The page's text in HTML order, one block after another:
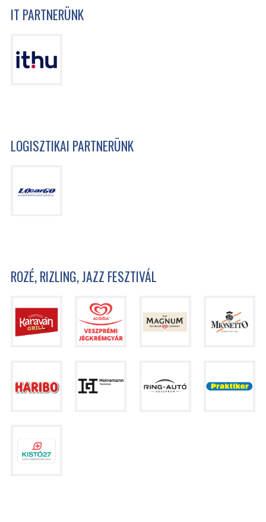
IT PARTNERÜNK
LOGISZTIKAI PARTNERÜNK
ROZÉ, RIZLING, JAZZ FESZTIVÁL